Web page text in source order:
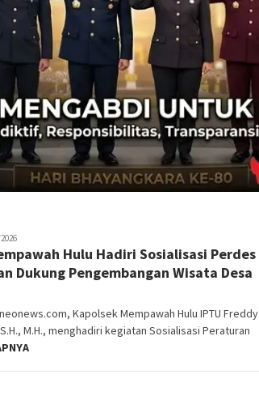
Hulu Hadiri Sosialisasi Perdes
Dukung Pengembangan Wisata Desa
Kapolsek Mempawah Hulu IPTU Freddy
M.H., menghadiri kegiatan Sosialisasi Peraturan